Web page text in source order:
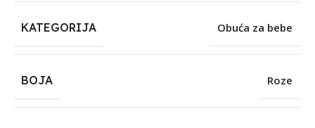
KATEGORIJA Obuća za bebe
BOJA Roze